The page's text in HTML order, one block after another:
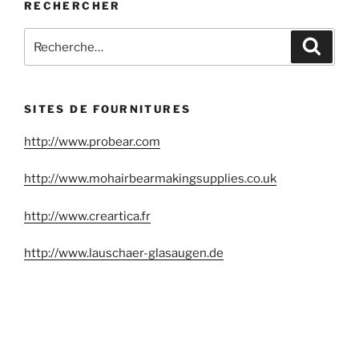
RECHERCHER
SITES DE FOURNITURES
http://www.probear.com
http://www.mohairbearmakingsupplies.co.uk
http://www.creartica.fr
http://www.lauschaer-glasaugen.de